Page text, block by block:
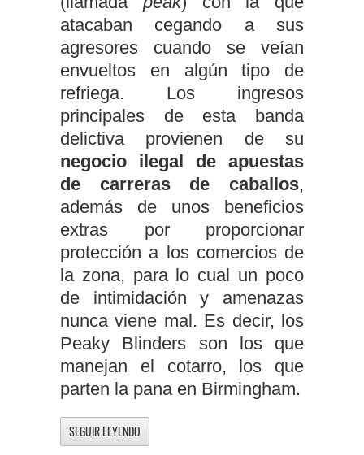
atacaban cegando a sus
agresores cuando se veían
envueltos en algún tipo de
refriega. Los ingresos
principales de esta banda
delictiva provienen de su
negocio ilegal de apuestas
de carreras de caballos,
además de unos beneficios
extras por proporcionar
protección a los comercios de
la zona, para lo cual un poco
de intimidación y amenazas
nunca viene mal. Es decir, los
Peaky Blinders son los que
manejan el cotarro, los que
parten la pana en Birmingham.
SEGUIR LEYENDO